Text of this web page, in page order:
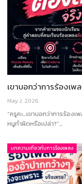
เขาบอกว่าการร้องเ
May J, 2026
“ครูคะ…เขาบอกว่าการร้อง
หนูทำผิดหรือเปล่า?”…
บทความเกี่ยวกับการร้องเพลง